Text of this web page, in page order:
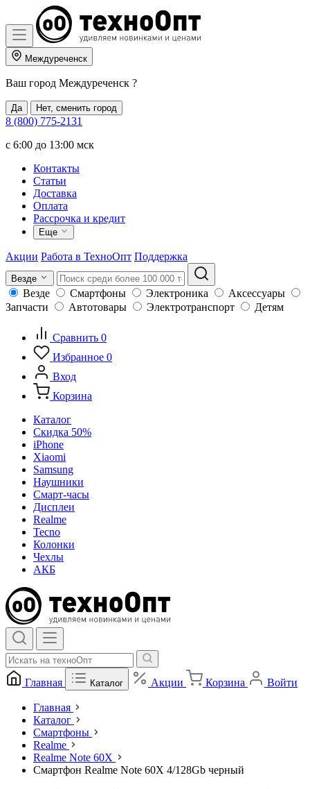
Междуреченск
Ваш город Междуреченск ?
Да Нет, сменить город
8 (800) 775-2131
c 6:00 до 13:00 мск
Контакты
Статьи
Доставка
Оплата
Рассрочка и кредит
Еще
Акции Работа в ТехноОпт Поддержка
Везде
Везде Смартфоны Электроника
Аксессуары
Запчасти
Автотовары Электротранспорт Детям
Сравнить 0
Избранное 0
Вход
Корзина
Каталог
Скидка 50%
iPhone
Xiaomi
Samsung
Наушники
Смарт-часы
Дисплеи
Realme
Tecno
Колонки
Чехлы
АКБ
Главная Каталог Акции Корзина Войти
Главная
Каталог
Смартфоны
Realme
Realme Note 60X
Смартфон Realme Note 60X 4/128Gb черный